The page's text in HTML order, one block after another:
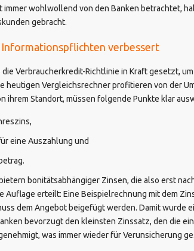
immer wohlwollend von den Banken betrachtet,
gebracht.
verbessert
Verbraucherkredit-Richtlinie in Kraft gesetzt,
heutigen Vergleichsrechner profitieren von der
ihrem Standort, müssen folgende Punkte klar
eine Auszahlung und
bonitätsabhängiger Zinsen, die also erst
Auflage erteilt: Eine Beispielrechnung mit dem
dem Angebot beigefügt werden. Damit
bevorzugt den kleinsten Zinssatz, den die
was immer wieder für Verunsicherung